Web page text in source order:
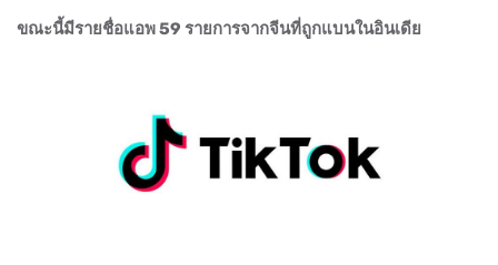
ขณะนี้มีรายชื่อแอพ 59 รายการจากจีนที่ถูกแบนในอินเดีย